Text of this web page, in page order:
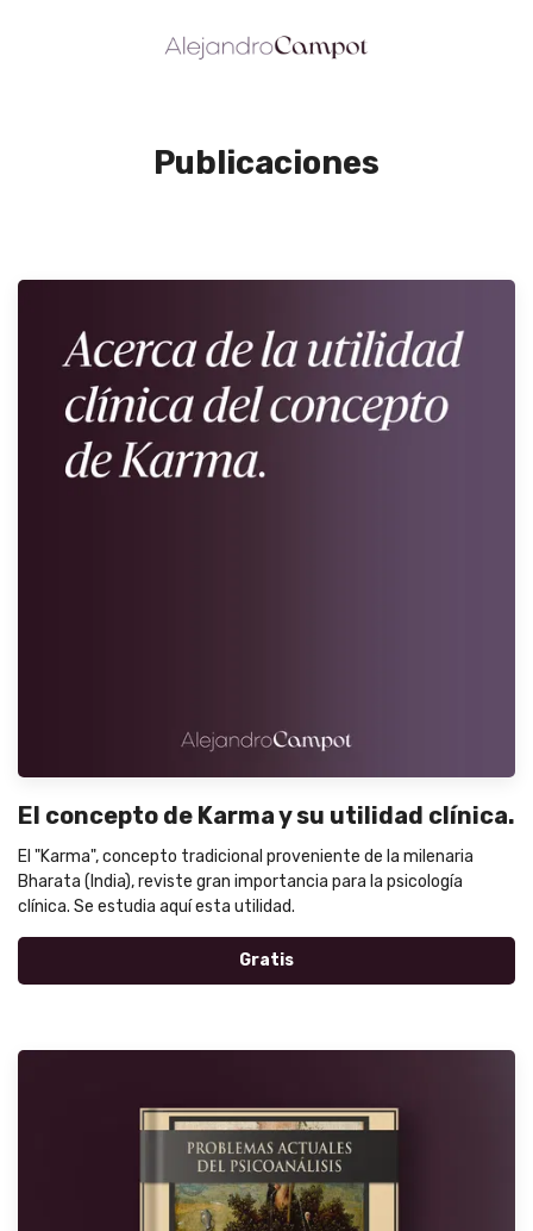
Publicaciones
El concepto de Karma y su utilidad clínica.
El "Karma", concepto tradicional proveniente de la milenaria
Bharata (India), reviste gran importancia para la psicología
clínica. Se estudia aquí esta utilidad.
Gratis